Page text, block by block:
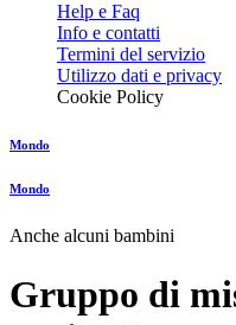
Help e Faq
Info e contatti
Termini del servizio
Utilizzo dati e privacy
Cookie Policy
Mondo
Mondo
Anche alcuni bambini
Gruppo di